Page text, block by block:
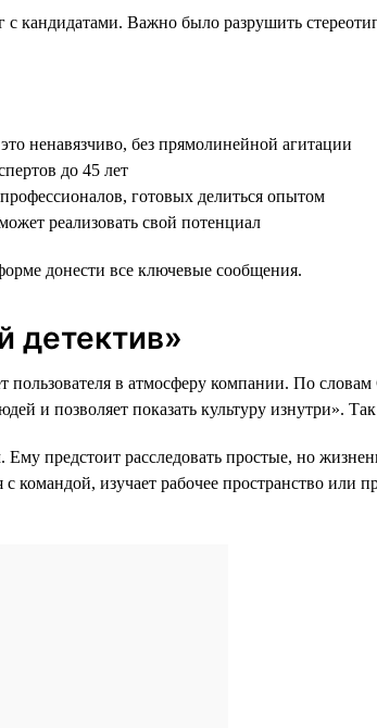
кандидатами. Важно было разрушить
ненавязчиво, без прямолинейной агитации
до 45 лет
готовых делиться опытом
реализовать свой потенциал
донести все ключевые сообщения.
детектив»
в атмосферу компании. По
и позволяет показать культуру изнутри».
предстоит расследовать простые, но
командой, изучает рабочее пространство